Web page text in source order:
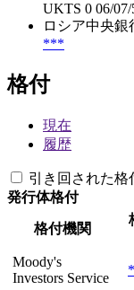
UKTS 0 06/
ロシア中央
***
格付
現在
履歴
引き回された格
発行体格付
格付機関
Moody's
Investors Service